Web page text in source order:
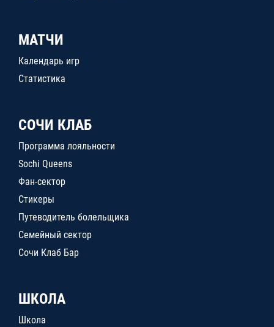
МАТЧИ
Календарь игр
Статистика
СОЧИ КЛАБ
Программа лояльности
Sochi Queens
Фан-сектор
Стикеры
Путеводитель болельщика
Семейный сектор
Сочи Клаб Бар
ШКОЛА
Школа